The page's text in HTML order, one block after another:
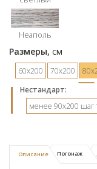
Неаполь
Размеры, см
60х200 70х200
Hестандарт:
менее 90х200 шаг
Описание Погонаж